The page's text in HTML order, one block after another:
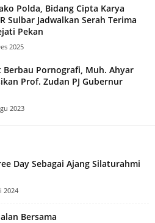
Polda, Bidang Cipta Karya
Sulbar Jadwalkan Serah Terima
Pekan
2025
Berbau Pornografi, Muh. Ahyar
Prof. Zudan PJ Gubernur
2023
Day Sebagai Ajang Silaturahmi
2024
Bersama